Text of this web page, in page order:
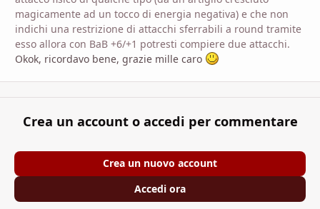
magicamente ad un tocco di energia negativa) e che non
indichi una restrizione di attacchi sferrabili a round tramite
esso allora con BaB +6/+1 potresti compiere due attacchi.
Okok, ricordavo bene, grazie mille caro
Crea un account o accedi per commentare
Crea un nuovo account
Accedi ora